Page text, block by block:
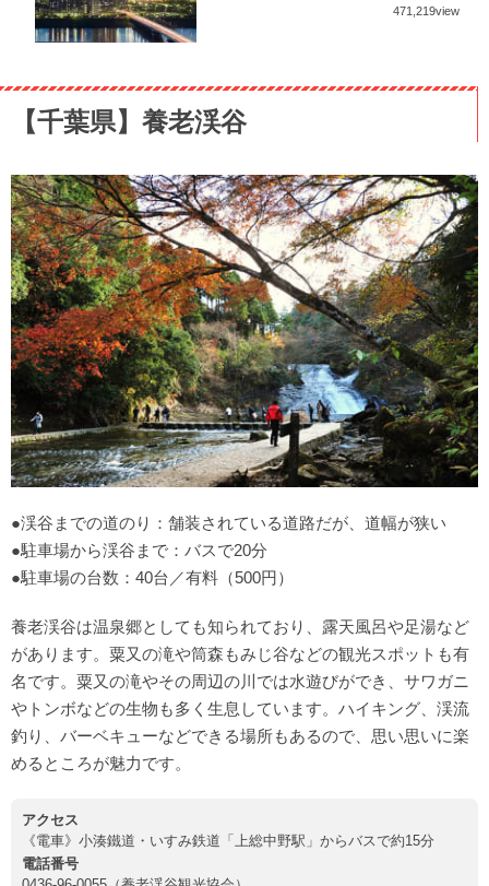
471,219view
【千葉県】養老渓谷
●渓谷までの道のり：舗装されている道路だが、道幅が狭い
●駐車場から渓谷まで：バスで20分
●駐車場の台数：40台／有料（500円）
養老渓谷は温泉郷としても知られており、露天風呂や足湯など
があります。粟又の滝や筒森もみじ谷などの観光スポットも有
名です。粟又の滝やその周辺の川では水遊びができ、サワガニ
やトンボなどの生物も多く生息しています。ハイキング、渓流
釣り、バーベキューなどできる場所もあるので、思い思いに楽
めるところが魅力です。
アクセス
《電車》小湊鐵道・いすみ鉄道「上総中野駅」からバスで約15分
電話番号